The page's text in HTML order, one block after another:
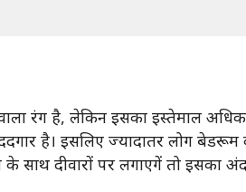
रंग है, लेकिन इसका इस्तेमाल
है। इसलिए ज्यादातर लोग बेडरूम
दीवारों पर लगाएगें तो इसका